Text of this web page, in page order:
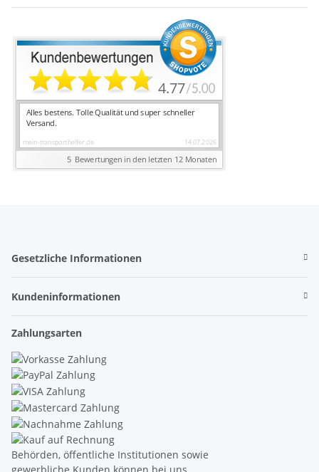
Gesetzliche Informationen
Kundeninformationen
Zahlungsarten
Behörden, öffentliche Institutionen sowie